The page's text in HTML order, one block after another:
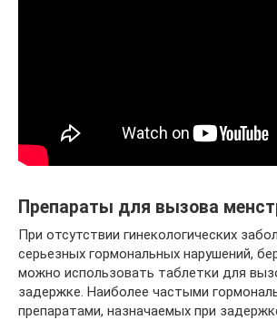
Препараты для вызова
При отсутствии гинекологических
серьезных гормональных нарушений,
можно использовать таблетки для
задержке. Наиболее частыми
препаратами, назначаемых при